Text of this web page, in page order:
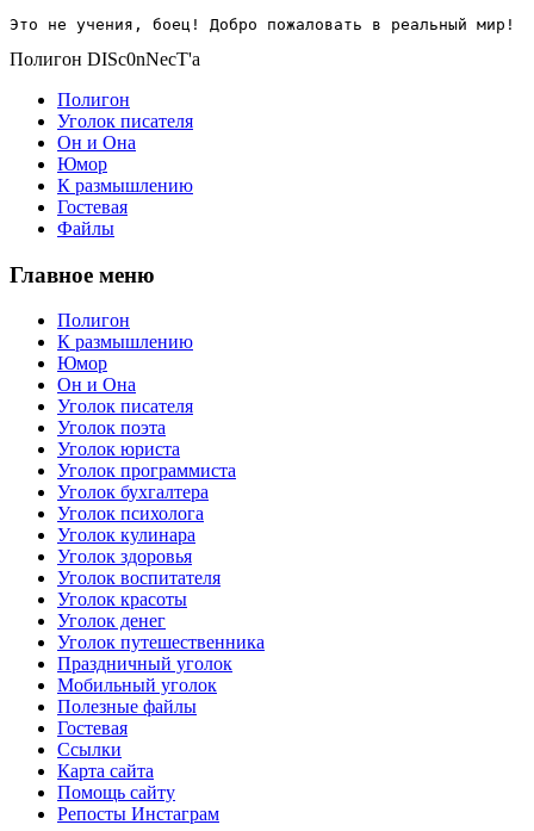
Это не учения, боец! Добро пожаловать в реальный мир!
Полигон DISc0nNecT'a
Полигон
Уголок писателя
Он и Она
Юмор
К размышлению
Гостевая
Файлы
Главное меню
Полигон
К размышлению
Юмор
Он и Она
Уголок писателя
Уголок поэта
Уголок юриста
Уголок программиста
Уголок бухгалтера
Уголок психолога
Уголок кулинара
Уголок здоровья
Уголок воспитателя
Уголок красоты
Уголок денег
Уголок путешественника
Праздничный уголок
Мобильный уголок
Полезные файлы
Гостевая
Ссылки
Карта сайта
Помощь сайту
Репосты Инстаграм